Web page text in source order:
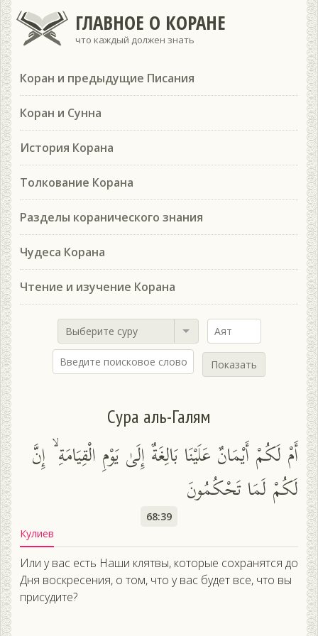
ГЛАВНОЕ О КОРАНЕ
что каждый должен знать
Коран и предыдущие Писания
Коран и Сунна
История Корана
Толкование Корана
Разделы коранического знания
Чудеса Корана
Чтение и изучение Корана
Выберите суру
Показать
Сура аль-Галям
أَمْ لَكُمْ أَيْمَانٌ عَلَيْنَا بَالِغَةٌ إِلَىٰ يَوْمِ الْقِيَامَةِ ۙ إِنَّ
لَكُمْ لَمَا تَحْكُمُونَ
68:39
Кулиев
Или у вас есть Наши клятвы, которые сохранятся до
Дня воскресения, о том, что у вас будет все, что вы
присудите?